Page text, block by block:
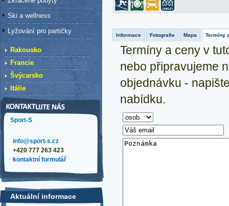
Informace Fotografie Mapa Termíny
Termíny a ceny v
nebo připravujeme
objednávku -
nabídku.
Ski a wellness
Lyžování pro partičky
Rakousko
Francie
Švýcarsko
Itálie
Sport-S
info@sport-s.cz
+420 777 263 423
kontaktní formulář
Aktuální informace